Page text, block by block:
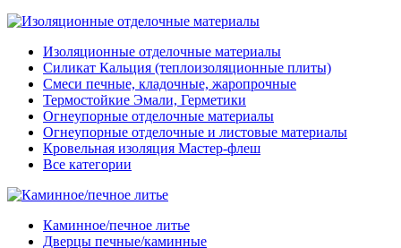
Изоляционные отделочные материалы
Силикат Кальция (теплоизоляционные плиты)
Смеси печные, кладочные, жаропрочные
Термостойкие Эмали, Герметики
Огнеупорные отделочные материалы
Огнеупорные отделочные и листовые материалы
Кровельная изоляция Мастер-флеш
Все категории
Каминное/печное литье
Дверцы печные/каминные